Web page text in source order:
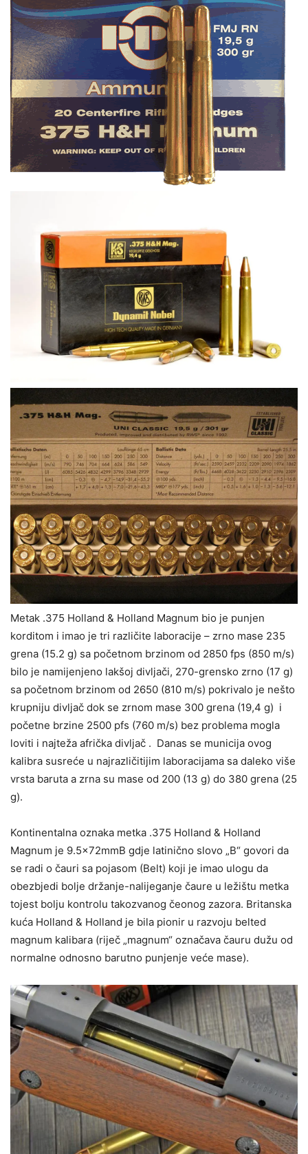
Metak .375 Holland & Holland Magnum bio je punjen
korditom i imao je tri različite laboracije – zrno mase 235
grena (15.2 g) sa početnom brzinom od 2850 fps (850 m/s)
bilo je namijenjeno lakšoj divljači, 270-grensko zrno (17 g)
sa početnom brzinom od 2650 (810 m/s) pokrivalo je nešto
krupniju divljač dok se zrnom mase 300 grena (19,4 g) i
početne brzine 2500 pfs (760 m/s) bez problema mogla
loviti i najteža afrička divljač . Danas se municija ovog
kalibra susreće u najrazličitijim laboracijama sa daleko više
vrsta baruta a zrna su mase od 200 (13 g) do 380 grena (25
g).
Kontinentalna oznaka metka .375 Holland & Holland
Magnum je 9.5×72mmB gdje latinično slovo „B“ govori da
se radi o čauri sa pojasom (Belt) koji je imao ulogu da
obezbjedi bolje držanje-nalijeganje čaure u ležištu metka
tojest bolju kontrolu takozvanog čeonog zazora. Britanska
kuća Holland & Holland je bila pionir u razvoju belted
magnum kalibara (riječ „magnum“ označava čauru dužu od
normalne odnosno barutno punjenje veće mase).